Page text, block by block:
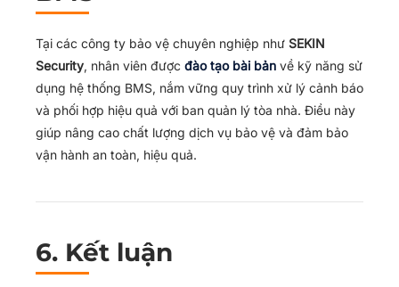
Tại các công ty bảo vệ chuyên nghiệp như SEKIN
Security, nhân viên được đào tạo bài bản về kỹ năng sử
dụng hệ thống BMS, nắm vững quy trình xử lý cảnh báo
và phối hợp hiệu quả với ban quản lý tòa nhà. Điều này
giúp nâng cao chất lượng dịch vụ bảo vệ và đảm bảo
vận hành an toàn, hiệu quả.
6. Kết luận